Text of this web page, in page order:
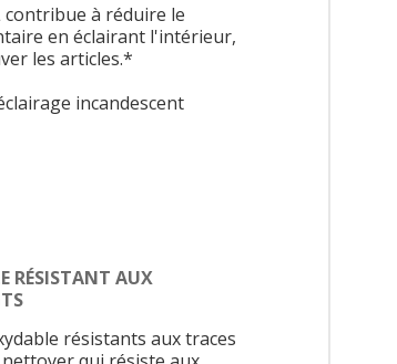
contribue à réduire le
en éclairant l'intérieur,
les articles.*
incandescent
RÉSISTANT AUX
résistants aux traces